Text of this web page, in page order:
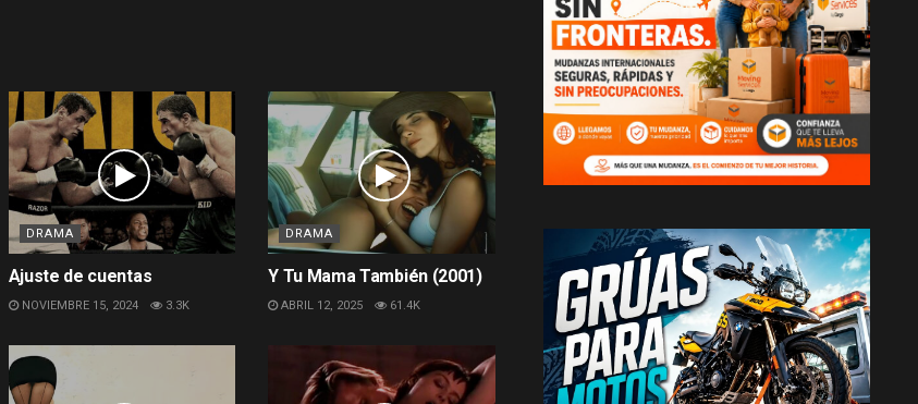
DRAMA
Ajuste de cuentas
NOVIEMBRE 15, 2024 3.3K
DRAMA
Y Tu Mama También (2001)
ABRIL 12, 2025 61.4K